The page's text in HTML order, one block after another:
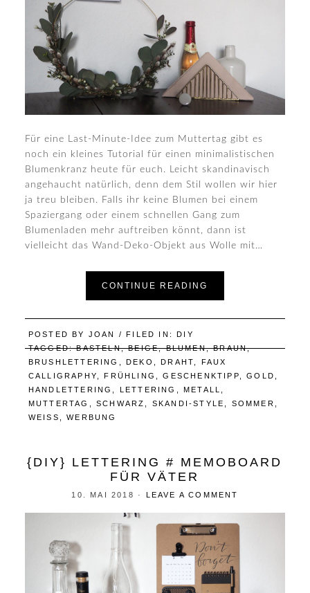
Für eine Last-Minute-Idee zum Muttertag gibt es
noch ein kleines Tutorial für einen minimalistischen
Blumenkranz heute für euch. Leicht skandinavisch
angehaucht natürlich, denn dem Stil wollen wir hier
ja treu bleiben. Falls ihr keine Blumen bei einem
Spaziergang oder einem schnellen Gang zum
Blumenladen mehr auftreiben könnt, dann ist
vielleicht das Wand-Deko-Objekt aus Wolle mit…
CONTINUE READING
POSTED BY JOAN / FILED IN:DIY
TAGGED:BASTELN,BEIGE,BLUMEN,BRAUN,
BRUSHLETTERING
,DEKO ,DRAHT
FAUX
CALLIGRAPHY ,FRÜHLING ,GESCHENKTIPP ,GOLD
HANDLETTERING
LETTERING ,METALL
MUTTERTAG
,SCHWARZ SKANDI-STYLE SOMMER
WEISS
,WERBUNG
{DIY} LETTERING # MEMOBOARD
FÜR VÄTER
10. MAI 2018 · LEAVE A COMMENT